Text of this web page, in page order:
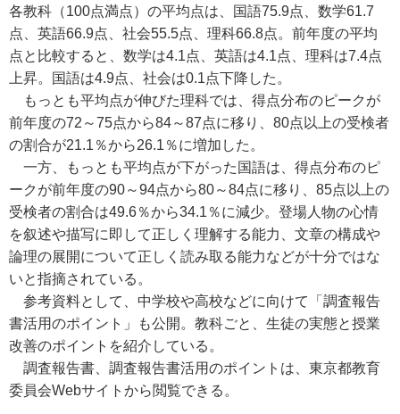
各教科（100点満点）の平均点は、国語75.9点、数学61.7
点、英語66.9点、社会55.5点、理科66.8点。前年度の平均
点と比較すると、数学は4.1点、英語は4.1点、理科は7.4点
上昇。国語は4.9点、社会は0.1点下降した。
もっとも平均点が伸びた理科では、得点分布のピークが
前年度の72～75点から84～87点に移り、80点以上の受検者
の割合が21.1％から26.1％に増加した。
一方、もっとも平均点が下がった国語は、得点分布のピ
ークが前年度の90～94点から80～84点に移り、85点以上の
受検者の割合は49.6％から34.1％に減少。登場人物の心情
を叙述や描写に即して正しく理解する能力、文章の構成や
論理の展開について正しく読み取る能力などが十分ではな
いと指摘されている。
参考資料として、中学校や高校などに向けて「調査報告
書活用のポイント」も公開。教科ごと、生徒の実態と授業
改善のポイントを紹介している。
調査報告書、調査報告書活用のポイントは、東京都教育
委員会Webサイトから閲覧できる。